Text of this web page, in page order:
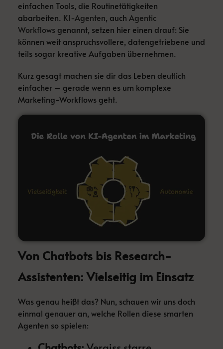
einfachen Tools, die Routinetätigkeiten
abarbeiten. KI-Agenten, auch Agentic
Workflows genannt, setzen hier einen drauf: Sie
können weit anspruchsvollere, datengetriebene und
teils sogar kreative Aufgaben übernehmen.
Kurz gesagt machen sie dir das Leben deutlich
einfacher – gerade wenn es um komplexe
Marketing-Workflows geht.
Von Chatbots bis Research-
Assistenten: Vielseitig im Einsatz
Was genau heißt das? Nun, schauen wir uns doch
einmal genauer an, welche Rollen diese smarten
Agenten so spielen: